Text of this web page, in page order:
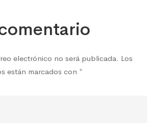
electrónico no será publicada. Los
están marcados con *